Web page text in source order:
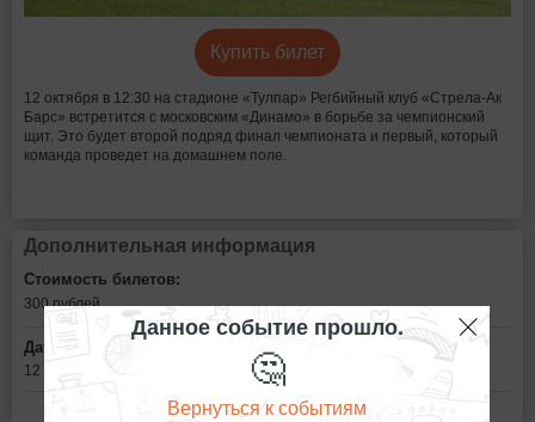
Купить билет
12 октября в 12:30 на стадионе «Тулпар» Регбийный клуб «Стрела-Ак
Барс» встретится с московским «Динамо» в борьбе за чемпионский
щит. Это будет второй подряд финал чемпионата и первый, который
команда проведет на домашнем поле.
Дополнительная информация
Стоимость билетов:
300рублей
Дата:
12 октября в 12:30
Данное событие прошло.
🤔
Вернуться к событиям